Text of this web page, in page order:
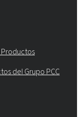
del Grupo PCC